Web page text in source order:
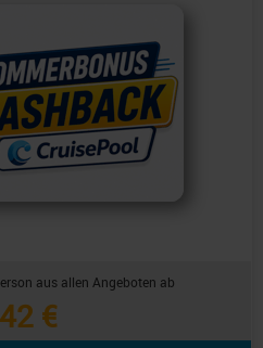
aus allen Angeboten ab
€